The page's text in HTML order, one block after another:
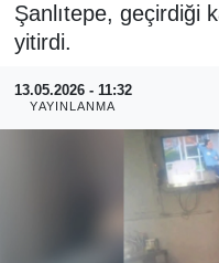
Şanlıtepe, geçirdiği
yitirdi.
13.05.2026 - 11:32
YAYINLANMA
SPOR
RESMİ REKLAM
Son Dakika